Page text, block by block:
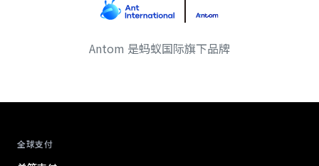
Antom 是蚂蚁国际旗下品牌
全球支付